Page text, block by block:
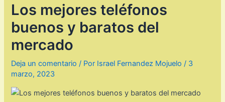
Los mejores teléfonos
buenos y baratos del
mercado
Deja un comentario / Por Israel Fernandez Mojuelo/ 3
marzo, 2023